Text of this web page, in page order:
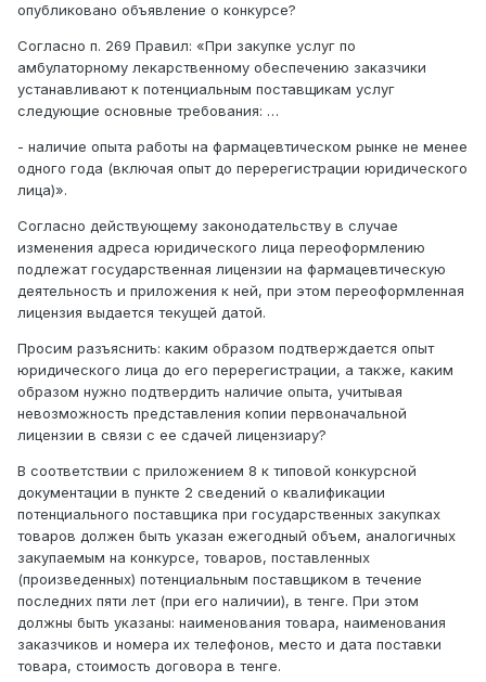
опубликовано объявление о конкурсе?
Согласно п. 269 Правил: «При закупке услуг по
амбулаторному лекарственному обеспечению заказчики
устанавливают к потенциальным поставщикам услуг
следующие основные требования: …
- наличие опыта работы на фармацевтическом рынке не менее
одного года (включая опыт до перерегистрации юридического
лица)».
Согласно действующему законодательству в случае
изменения адреса юридического лица переоформлению
подлежат государственная лицензии на фармацевтическую
деятельность и приложения к ней, при этом переоформленная
лицензия выдается текущей датой.
Просим разъяснить: каким образом подтверждается опыт
юридического лица до его перерегистрации, а также, каким
образом нужно подтвердить наличие опыта, учитывая
невозможность представления копии первоначальной
лицензии в связи с ее сдачей лицензиару?
В соответствии с приложением 8 к типовой конкурсной
документации в пункте 2 сведений о квалификации
потенциального поставщика при государственных закупках
товаров должен быть указан ежегодный объем, аналогичных
закупаемым на конкурсе, товаров, поставленных
(произведенных) потенциальным поставщиком в течение
последних пяти лет (при его наличии), в тенге. При этом
должны быть указаны: наименования товара, наименования
заказчиков и номера их телефонов, место и дата поставки
товара, стоимость договора в тенге.